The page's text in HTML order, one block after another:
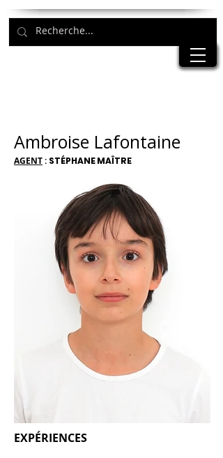
Ambroise Lafontaine
AGENT: STÉPHANE MAÎTRE
EXPÉRIENCES